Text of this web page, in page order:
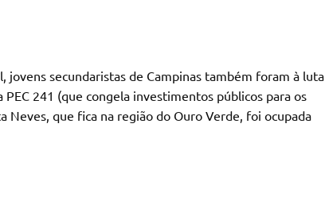
secundaristas de Campinas também foram à luta
241 (que congela investimentos públicos para os
Neves, que fica na região do Ouro Verde, foi ocupada